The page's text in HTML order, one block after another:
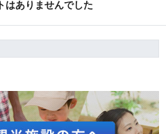
はありませんでした